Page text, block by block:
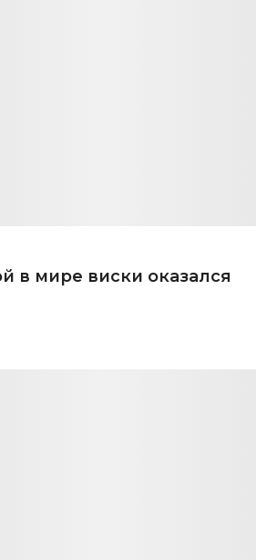
в мире виски оказался